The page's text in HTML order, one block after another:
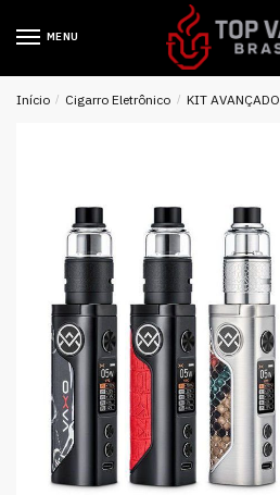
MENU
Início / Cigarro Eletrônico / KIT AVANÇADO